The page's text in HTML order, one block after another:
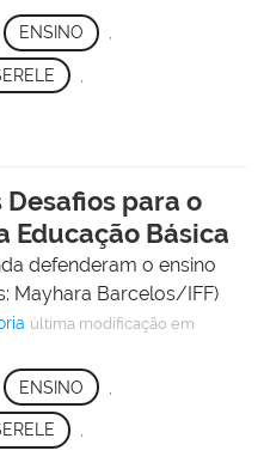
ENSINO ,
para o
Educação Básica
defenderam o ensino
Mayhara Barcelos/IFF)
última modificação em
ENSINO
,